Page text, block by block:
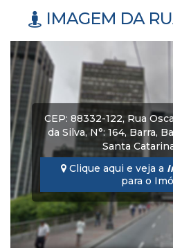
IMAGEM DA
CEP: 88332-122, Rua
da Silva, N°:164, Barra,
Santa
Clique aqui e veja a
para o